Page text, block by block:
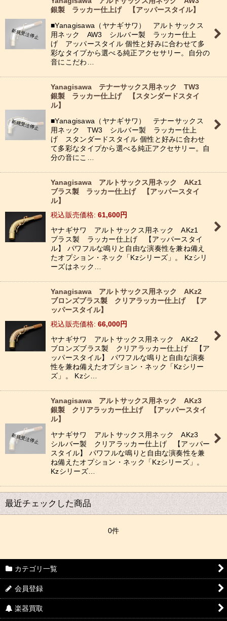
銀製 ラッカー仕上げ 【アッパースタイル】
■Yanagisawa（ヤナギサワ） アルトサックス
用ネック AW3 シルバー製 ラッカー仕上
げ アッパースタイル 個性と好みに合わせて多
彩なタイプから選べる純正アクセサリー。自分の
音にこだわ…
Yanagisawa テナーサックス用ネック TW3
銀製 ラッカー仕上げ 【スタンダードスタイ
ル】
■Yanagisawa（ヤナギサワ） テナーサックス
用ネック TW3 シルバー製 ラッカー仕上
げ スタンダードスタイル 個性と好みに合わせ
て多彩なタイプから選べる純正アクセサリー。自
分の音にこ…
Yanagisawa アルトサックス用ネック AKz1
ブラス製 ラッカー仕上げ 【アッパースタイ
ル】
税込
: 61,600円
ヤナギサワ アルトサックス用ネック AKz1
ブラス製 ラッカー仕上げ 【アッパースタイ
ル】 パワフルな鳴りと自由な演奏性を兼ね備え
たオプション・ネック「Kzシリーズ」。 Kzシリ
ーズはネック…
Yanagisawa アルトサックス用ネック AKz2
ブロンズブラス製 クリアラッカー仕上げ 【ア
ッパースタイル】
税込
: 66,000円
ヤナギサワ アルトサックス用ネック AKz2
ブロンズブラス製 クリアラッカー仕上げ 【ア
ッパースタイル】 パワフルな鳴りと自由な演奏
性を兼ね備えたオプション・ネック「Kzシリー
ズ」。 Kzシ…
Yanagisawa アルトサックス用ネック AKz3
銀製 クリアラッカー仕上げ 【アッパースタイ
ル】
ヤナギサワ アルトサックス用ネック AKz3
シルバー製 クリアラッカー仕上げ 【アッパー
スタイル】 パワフルな鳴りと自由な演奏性を兼
ね備えたオプション・ネック「Kzシリーズ」。
Kzシリーズ…
最近チェックした商品
0件
カテゴリ一覧
会員登録
楽器買取